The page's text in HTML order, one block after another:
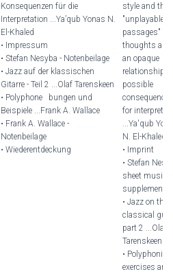
Konsequenzen für die
Interpretation ...Ya’qub Yonas N.
El-Khaled
• Impressum
• Stefan Nesyba - Notenbeilage
• Jazz auf der klassischen
Gitarre - Teil 2 ...Olaf Tarenskeen
• Polyphone bungen und
Beispiele ...Frank A. Wallace
• Frank A. Wallace -
Notenbeilage
• Wiederentdeckung
style and the
"unplayable
passages" -
thoughts
an opaque
relationship
possible
consequences
for
...Ya'qub
N. El-Khaled
• Imprint
• Stefan
sheet music
supplement
• Jazz on the
classical
part 2 ...Olaf
Tarenskeen
• Polyphonic
exercises and